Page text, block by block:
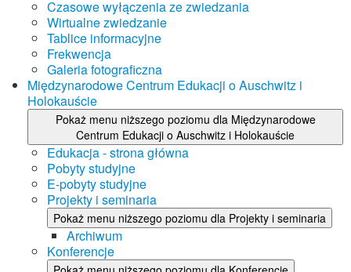
Czasowe wyłączenia ze zwiedzania
Wirtualne zwiedzanie
Tablice informacyjne
Frekwencja
Galeria fotograficzna
Międzynarodowe Centrum Edukacji o Auschwitz i
Holokauście
Pokaż menu niższego poziomu dla Międzynarodowe
Centrum Edukacji o Auschwitz i Holokauście
Edukacja - strona główna
Pobyty studyjne
E-pobyty studyjne
Projekty i seminaria
Pokaż menu niższego poziomu dla Projekty i seminaria
Archiwum
Konferencje